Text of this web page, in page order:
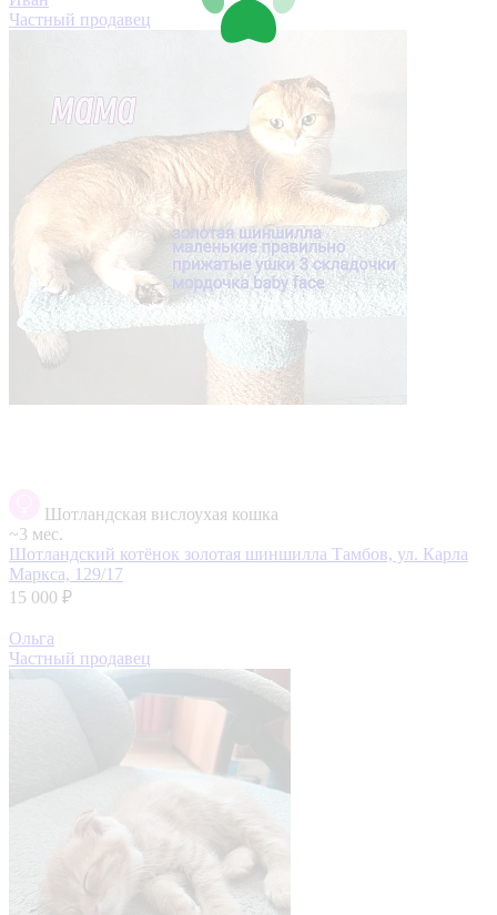
Частный продавец
Шотландская вислоухая кошка
~3 мес.
Шотландский котёнок золотая шиншилла Тамбов, ул. Карла
Маркса, 129/17
15 000 ₽
Ольга
Частный продавец